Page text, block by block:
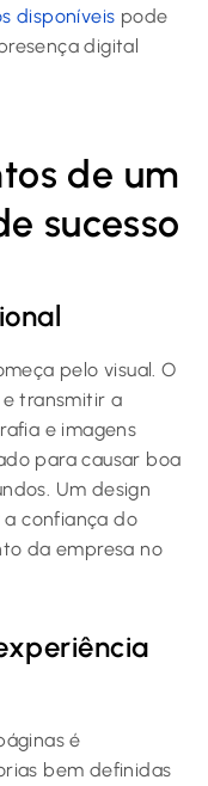
disponíveis pode
digital
de um
sucesso
pelo visual. O
transmitir a
e imagens
para causar boa
Um design
confiança do
da empresa no
é
bem definidas